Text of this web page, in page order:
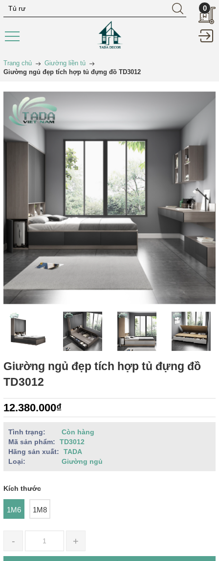
0
Trang chủ
Giường liền tủ
Giường ngủ đẹp tích hợp tủ đựng đồ TD3012
Giường ngủ đẹp tích hợp tủ đựng đồ
TD3012
12.380.000₫
Tình trạng:
Còn hàng
Mã sản phẩm:
TD3012
Hãng sản xuất:
TADA
Loại:
Giường ngủ
Kích thước
1M6 1M8
- +